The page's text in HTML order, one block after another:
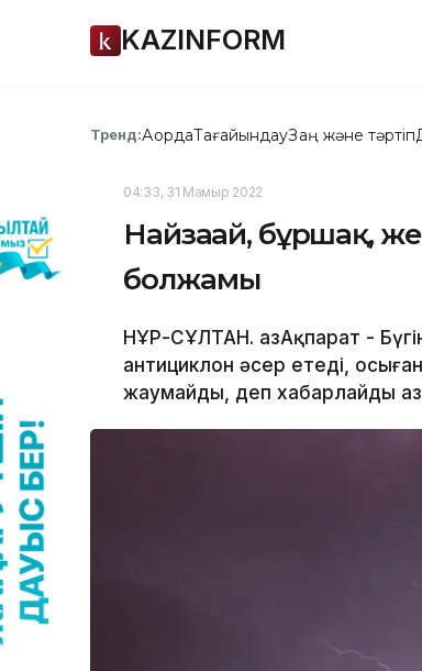
KAZINFORM
Тренд:АқордаТағайындауЗаң және тәртіп
04:33, 31 Мамыр 2022
Найзағай, бұршақ,
болжамы
НҰР-СҰЛТАН. ҚазАқпарат -
антициклон әсер етеді,
жаумайды, деп хабарлайды